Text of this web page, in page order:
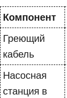
Компонент
Греющий
кабель
Насосная
станция в